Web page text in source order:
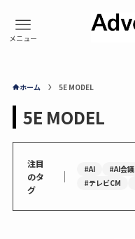
ホーム 5E MODEL
5E MODEL
注目
のタ
グ
｜ #AI #AI会議
#テレビCM